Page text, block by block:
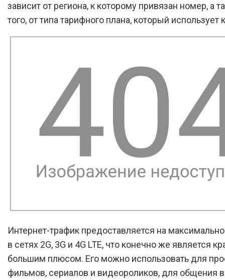
зависит от региона, к которому привязан номер, а
того, от типа тарифного плана, который использует
Интернет-трафик предоставляется на
в сетях 2G, 3G и 4G LTE, что конечно же является
большим плюсом. Его можно использовать для
фильмов, сериалов и видеороликов, для общения в